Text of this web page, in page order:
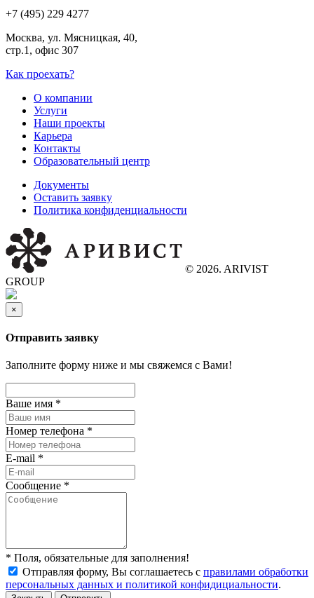
+7 (495) 229 4277
Москва, ул. Мясницкая, 40,
стр.1, офис 307
Как проехать?
О компании
Услуги
Наши проекты
Карьера
Контакты
Образовательный центр
Документы
Оставить заявку
Политика конфиденциальности
© 2026. ARIVIST
GROUP
×
Отправить заявку
Заполните форму ниже и мы свяжемся с Вами!
Ваше имя *
Номер телефона *
E-mail *
Сообщение *
* Поля, обязательные для заполнения!
Отправляя форму, Вы соглашаетесь с правилами обработки
персональных данных и политикой конфидициальности.